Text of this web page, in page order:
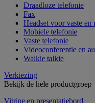
Draadloze telefonie
Fax
Headset voor vaste en
Mobiele telefonie
Vaste telefonie
Videoconferentie en
Walkie talkie
Verkiezing
Bekijk de hele productgroep
Vitrine en presentatiebord